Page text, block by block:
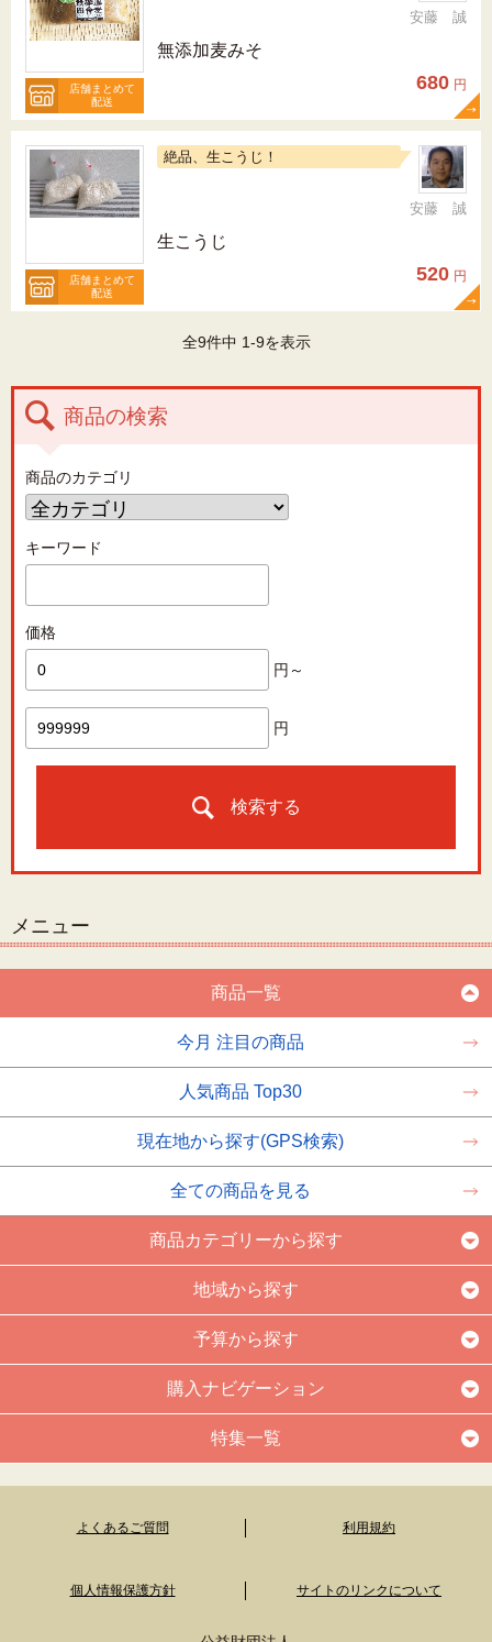
店舗まとめて
配送
安藤 誠
無添加麦みそ
680 円
店舗まとめて
配送
絶品、生こうじ！
安藤 誠
生こうじ
520 円
全9件中 1-9を表示
商品の検索
商品のカテゴリ
キーワード
価格
円～
円
検索する
メニュー
商品一覧
今月 注目の商品
人気商品 Top30
現在地から探す(GPS検索)
全ての商品を見る
商品カテゴリーから探す
地域から探す
予算から探す
購入ナビゲーション
特集一覧
よくあるご質問 利用規約
個人情報保護方針 サイトのリンクについて